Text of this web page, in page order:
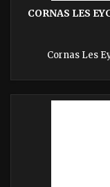
CORNAS LES
Cornas Les